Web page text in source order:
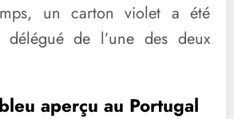
un carton violet a été
de l’une des deux
aperçu au Portugal